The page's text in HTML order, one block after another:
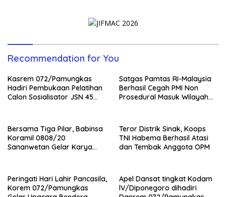
Recommendation for You
Kasrem 072/Pamungkas
Hadiri Pembukaan Pelatihan
Calon Sosialisator JSN 45
Satgas Pamtas RI-Malaysia
Berhasil Cegah PMI Non
Prosedural Masuk Wilayah
Bersama Tiga Pilar, Babinsa
Koramil 0808/20
Sananwetan Gelar Karya
Teror Distrik Sinak, Koops
TNI Habema Berhasil Atasi
dan Tembak Anggota OPM
Peringati Hari Lahir Pancasila,
Korem 072/Pamungkas
Apel Dansat tingkat Kodam
lV/Diponegoro dihadiri